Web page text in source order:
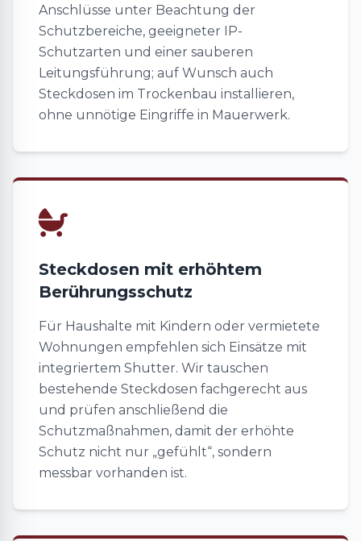
Anschlüsse unter Beachtung der
Schutzbereiche, geeigneter IP-
Schutzarten und einer sauberen
Leitungsführung; auf Wunsch auch
Steckdosen im Trockenbau installieren,
ohne unnötige Eingriffe in Mauerwerk.
Steckdosen mit erhöhtem
Berührungsschutz
Für Haushalte mit Kindern oder vermietete
Wohnungen empfehlen sich Einsätze mit
integriertem Shutter. Wir tauschen
bestehende Steckdosen fachgerecht aus
und prüfen anschließend die
Schutzmaßnahmen, damit der erhöhte
Schutz nicht nur „gefühlt“, sondern
messbar vorhanden ist.